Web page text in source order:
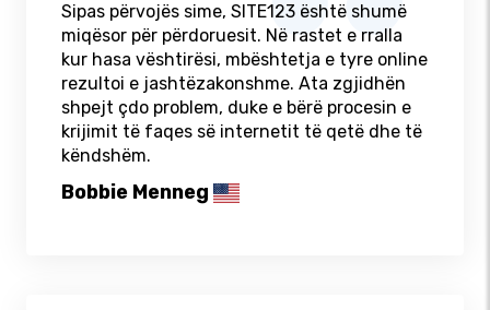
Sipas përvojës sime, SITE123 është shumë
miqësor për përdoruesit. Në rastet e rralla
kur hasa vështirësi, mbështetja e tyre online
rezultoi e jashtëzakonshme. Ata zgjidhën
shpejt çdo problem, duke e bërë procesin e
krijimit të faqes së internetit të qetë dhe të
këndshëm.
Bobbie Menneg